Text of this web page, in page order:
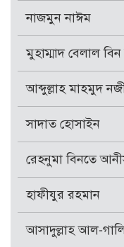
নাজমুন নাঈম
মুহাম্মাদ বেলাল বিন
আব্দুল্লাহ মাহমুদ
সাদাত হোসাইন
রেহনুমা বিনতে
হাফীযুর রহমান
আসাদুল্লাহ আল-